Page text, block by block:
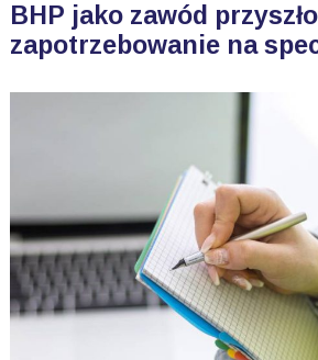
BHP jako zawód
zapotrzebowanie na